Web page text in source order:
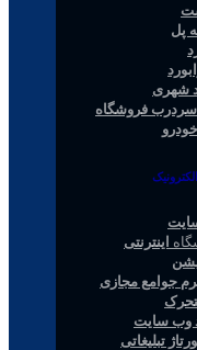
پل
شهری
سردرب فروشگاه
اینترنتی
جوامع مجازی
وب سایت
تبلیغاتی